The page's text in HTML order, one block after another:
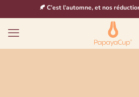
🍂 C’est l’automne, et nos